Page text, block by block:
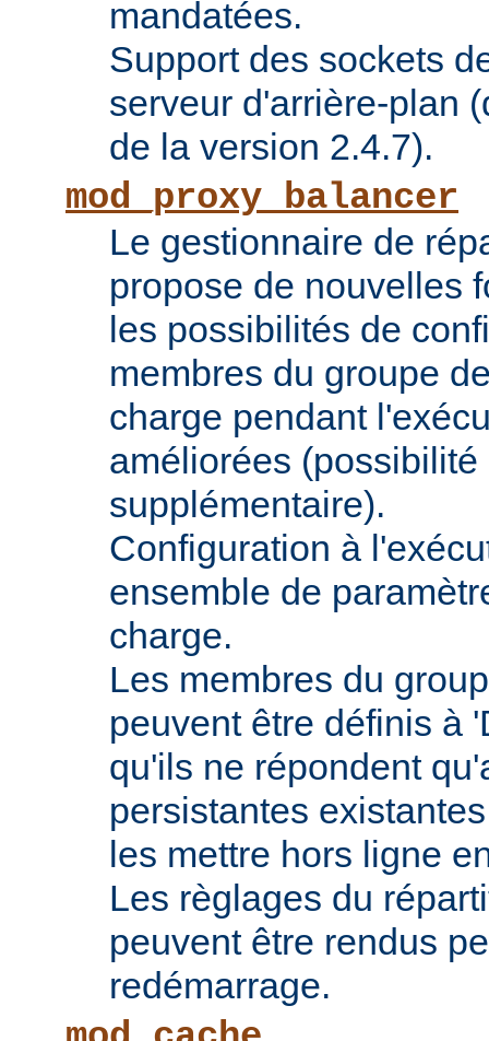
mandatées.
Support des sockets
serveur d'arrière-plan
de la version 2.4.7).
mod_proxy_balancer
Le gestionnaire de
propose de nouvelles
les possibilités de
membres du groupe
charge pendant
améliorées
supplémentaire).
Configuration à
ensemble de
charge.
Les membres du
peuvent être définis à
qu'ils ne répondent
persistantes
les mettre hors ligne
Les règlages du
peuvent être rendus
redémarrage.